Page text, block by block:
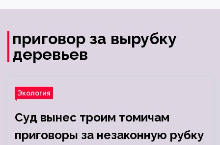
приговор за вырубку
деревьев
Экология
Суд вынес троим томичам
приговоры за незаконную рубку